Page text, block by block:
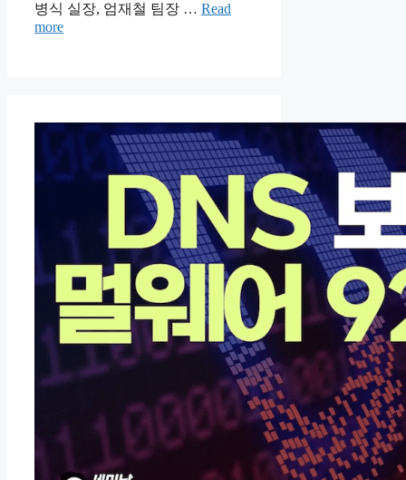
병식 실장, 엄재철 팀장 … Read
more